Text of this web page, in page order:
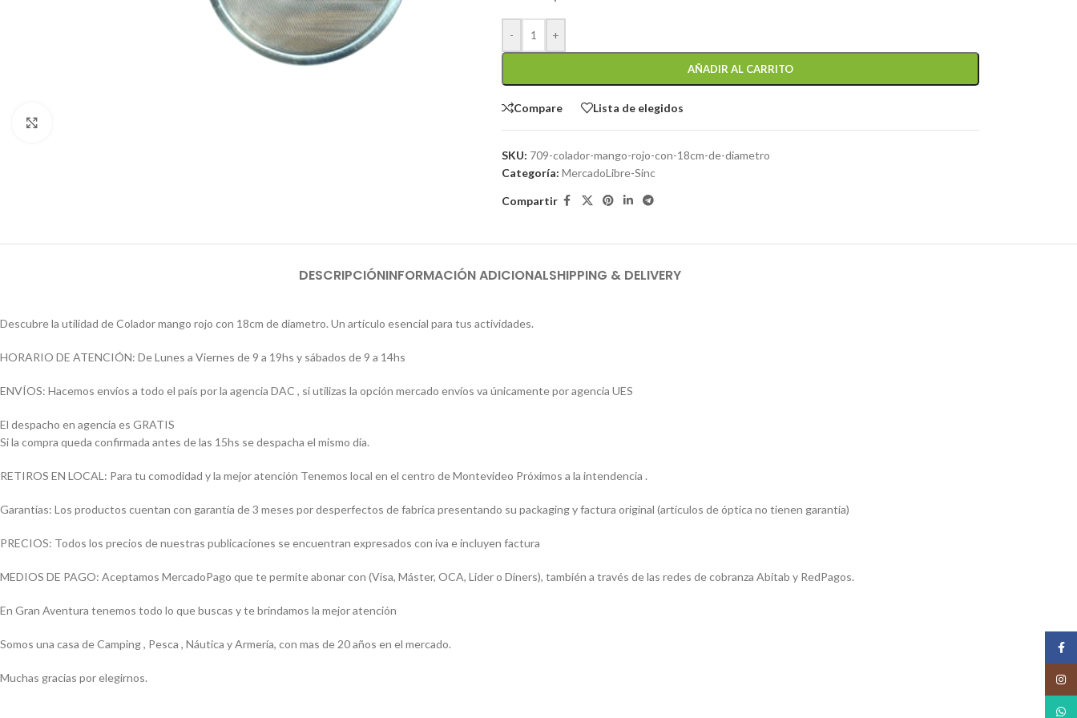
- +
AÑADIR AL CARRITO
Compare Lista de elegidos
SKU: 709-colador-mango-rojo-con-18cm-de-diametro
Categoría: MercadoLibre-Sinc
Compartir
DESCRIPCIÓNINFORMACIÓN ADICIONALSHIPPING & DELIVERY
Descubre la utilidad de Colador mango rojo con 18cm de diametro. Un artículo esencial para tus actividades.
HORARIO DE ATENCIÓN: De Lunes a Viernes de 9 a 19hs y sábados de 9 a 14hs
ENVÍOS: Hacemos envíos a todo el país por la agencia DAC , si utilizas la opción mercado envíos va únicamente por agencia UES
El despacho en agencia es GRATIS
Si la compra queda confirmada antes de las 15hs se despacha el mismo día.
RETIROS EN LOCAL: Para tu comodidad y la mejor atención Tenemos local en el centro de Montevideo Próximos a la intendencia .
Garantías: Los productos cuentan con garantía de 3 meses por desperfectos de fabrica presentando su packaging y factura original (artículos de óptica no tienen garantía)
PRECIOS: Todos los precios de nuestras publicaciones se encuentran expresados con iva e incluyen factura
MEDIOS DE PAGO: Aceptamos MercadoPago que te permite abonar con (Visa, Máster, OCA, Lider o Diners), también a través de las redes de cobranza Abitab y RedPagos.
En Gran Aventura tenemos todo lo que buscas y te brindamos la mejor atención
Somos una casa de Camping , Pesca , Náutica y Armería, con mas de 20 años en el mercado.
Muchas gracias por elegirnos.